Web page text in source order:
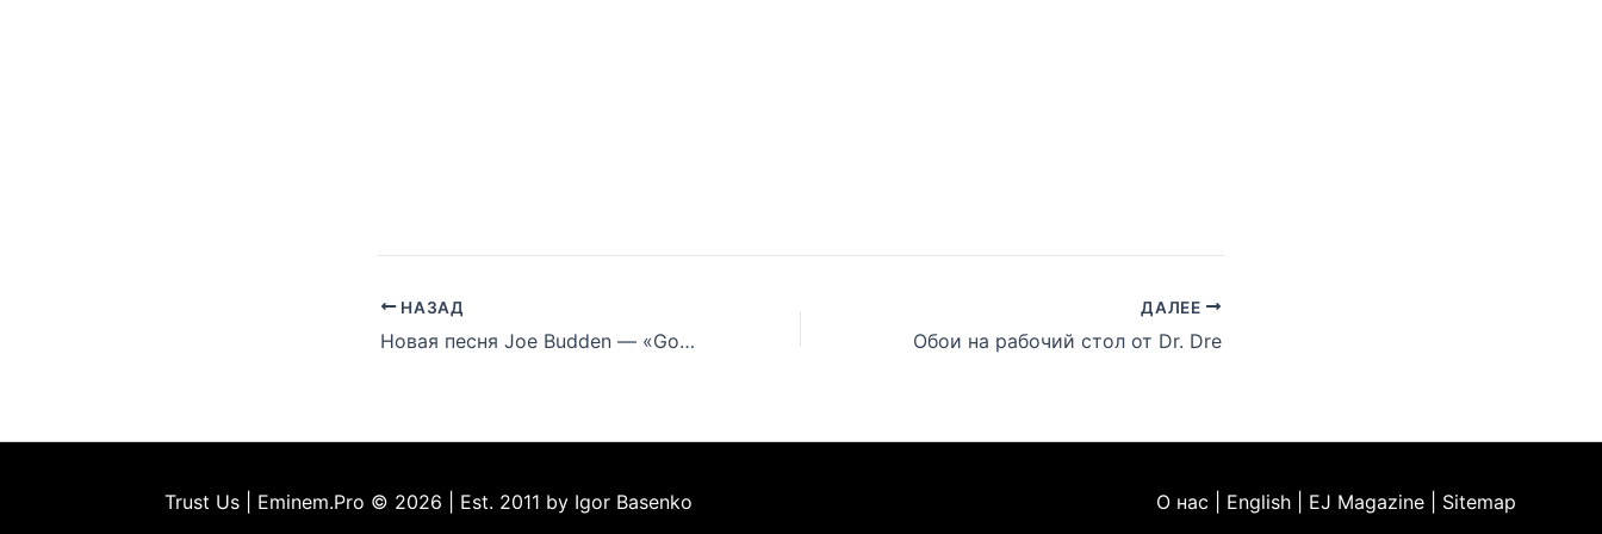
НАЗАД
Новая песня Joe Budden — «Going Thru The Motions»
ДАЛЕЕ
Обои на рабочий стол от Dr. Dre
Trust Us | Eminem.Pro © 2026 | Est. 2011 by Igor Basenko О нас | English | EJ Magazine | Sitemap